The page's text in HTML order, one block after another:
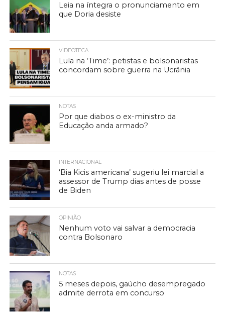
Leia na íntegra o pronunciamento em
que Doria desiste
VIDEOTECA
Lula na ‘Time’: petistas e bolsonaristas
concordam sobre guerra na Ucrânia
NOTAS
Por que diabos o ex-ministro da
Educação anda armado?
INTERNACIONAL
‘Bia Kicis americana’ sugeriu lei marcial a
assessor de Trump dias antes de posse
de Biden
OPINIÃO
Nenhum voto vai salvar a democracia
contra Bolsonaro
NOTAS
5 meses depois, gaúcho desempregado
admite derrota em concurso